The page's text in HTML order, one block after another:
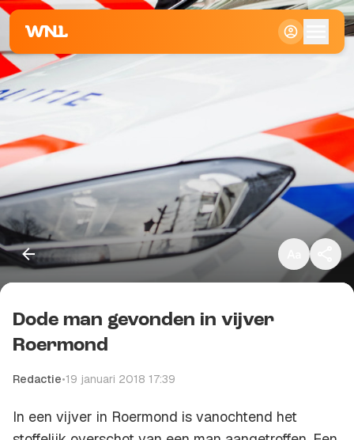
Klein
Standaard
Groot
Kopieer link
Dode man gevonden in vijver
Roermond
Redactie•19 januari 2018 17:39
In een vijver in Roermond is vanochtend het